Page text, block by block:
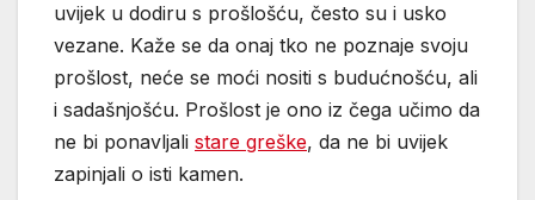
uvijek u dodiru s prošlošću, često su i usko
vezane. Kaže se da onaj tko ne poznaje svoju
prošlost, neće se moći nositi s budućnošću, ali
i sadašnjošću. Prošlost je ono iz čega učimo da
ne bi ponavljali stare greške, da ne bi uvijek
zapinjali o isti kamen.